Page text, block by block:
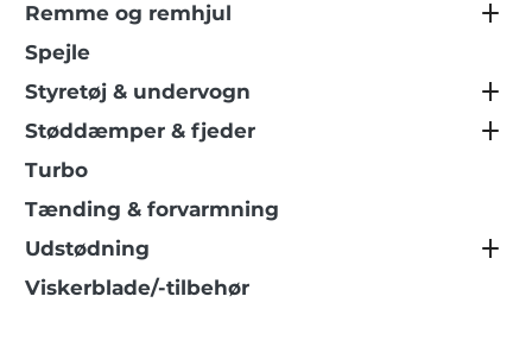
Remme og remhjul
Spejle
Styretøj & undervogn
Støddæmper & fjeder
Turbo
Tænding & forvarmning
Udstødning
Viskerblade/-tilbehør